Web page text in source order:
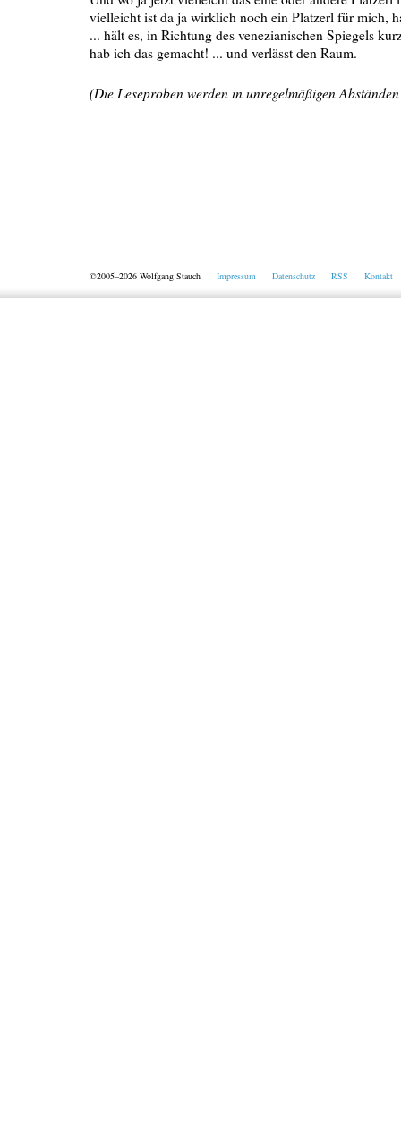
vielleicht ist da ja wirklich noch ein Platzerl für mich,
... hält es, in Richtung des venezianischen Spiegels
hab ich das gemacht! ... und verlässt den Raum.
(Die Leseproben werden in unregelmäßigen
©2005–2026 Wolfgang Stauch Impressum Datenschutz RSS Kontakt